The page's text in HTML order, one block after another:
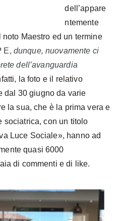
dell’appare
ntemente
Maestro ed un termine
E, dunque, nuovamente ci
dell’avanguardia
la foto e il relativo
dal 30 giugno da varie
la sua, che è la prima vera e
sociatrica, con un titolo
Luce Sociale», hanno ad
quasi 6000
di commenti e di like.